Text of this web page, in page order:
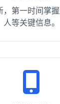
，第一时间掌
人等关键信息。